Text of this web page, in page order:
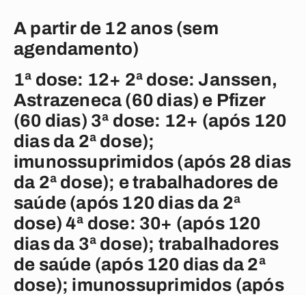
A partir de 12 anos (sem
agendamento)
1ª dose: 12+ 2ª dose: Janssen,
Astrazeneca (60 dias) e Pfizer
(60 dias) 3ª dose: 12+ (após 120
dias da 2ª dose);
imunossuprimidos (após 28 dias
da 2ª dose); e trabalhadores de
saúde (após 120 dias da 2ª
dose) 4ª dose: 30+ (após 120
dias da 3ª dose); trabalhadores
de saúde (após 120 dias da 2ª
dose); imunossuprimidos (após